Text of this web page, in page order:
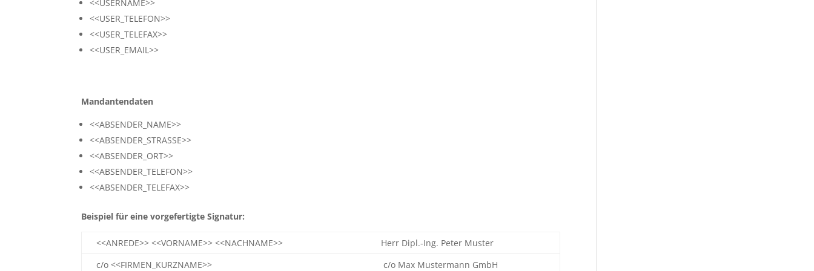
<<USERNAME>>
<<USER_TELEFON>>
<<USER_TELEFAX>>
<<USER_EMAIL>>
Mandantendaten
<<ABSENDER_NAME>>
<<ABSENDER_STRASSE>>
<<ABSENDER_ORT>>
<<ABSENDER_TELEFON>>
<<ABSENDER_TELEFAX>>
Beispiel für eine vorgefertigte Signatur:
<<ANREDE>> <<VORNAME>> <<NACHNAME>>
Herr Dipl.-Ing. Peter Muster
c/o <<FIRMEN_KURZNAME>>
c/o Max Mustermann GmbH